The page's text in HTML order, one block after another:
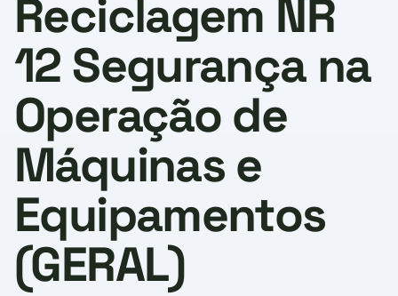
Reciclagem NR
12 Segurança na
Operação de
Máquinas e
Equipamentos
(GERAL)